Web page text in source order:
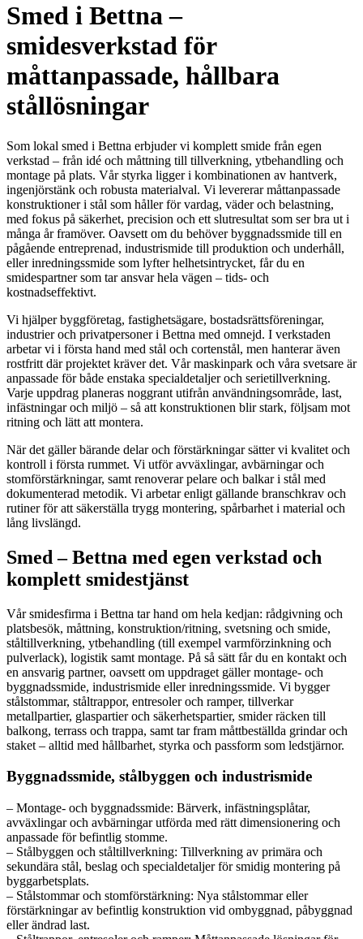
Smed i Bettna –
smidesverkstad för
måttanpassade, hållbara
stållösningar
Som lokal smed i Bettna erbjuder vi komplett smide från egen
verkstad – från idé och måttning till tillverkning, ytbehandling och
montage på plats. Vår styrka ligger i kombinationen av hantverk,
ingenjörstänk och robusta materialval. Vi levererar måttanpassade
konstruktioner i stål som håller för vardag, väder och belastning,
med fokus på säkerhet, precision och ett slutresultat som ser bra ut i
många år framöver. Oavsett om du behöver byggnadssmide till en
pågående entreprenad, industrismide till produktion och underhåll,
eller inredningssmide som lyfter helhetsintrycket, får du en
smidespartner som tar ansvar hela vägen – tids- och
kostnadseffektivt.
Vi hjälper byggföretag, fastighetsägare, bostadsrättsföreningar,
industrier och privatpersoner i Bettna med omnejd. I verkstaden
arbetar vi i första hand med stål och cortenstål, men hanterar även
rostfritt där projektet kräver det. Vår maskinpark och våra svetsare är
anpassade för både enstaka specialdetaljer och serietillverkning.
Varje uppdrag planeras noggrant utifrån användningsområde, last,
infästningar och miljö – så att konstruktionen blir stark, följsam mot
ritning och lätt att montera.
När det gäller bärande delar och förstärkningar sätter vi kvalitet och
kontroll i första rummet. Vi utför avväxlingar, avbärningar och
stomförstärkningar, samt renoverar pelare och balkar i stål med
dokumenterad metodik. Vi arbetar enligt gällande branschkrav och
rutiner för att säkerställa trygg montering, spårbarhet i material och
lång livslängd.
Smed – Bettna med egen verkstad och
komplett smidestjänst
Vår smidesfirma i Bettna tar hand om hela kedjan: rådgivning och
platsbesök, måttning, konstruktion/ritning, svetsning och smide,
ståltillverkning, ytbehandling (till exempel varmförzinkning och
pulverlack), logistik samt montage. På så sätt får du en kontakt och
en ansvarig partner, oavsett om uppdraget gäller montage- och
byggnadssmide, industrismide eller inredningssmide. Vi bygger
stålstommar, ståltrappor, entresoler och ramper, tillverkar
metallpartier, glaspartier och säkerhetspartier, smider räcken till
balkong, terrass och trappa, samt tar fram måttbeställda grindar och
staket – alltid med hållbarhet, styrka och passform som ledstjärnor.
Byggnadssmide, stålbyggen och industrismide
– Montage- och byggnadssmide: Bärverk, infästningsplåtar,
avväxlingar och avbärningar utförda med rätt dimensionering och
anpassade för befintlig stomme.
– Stålbyggen och ståltillverkning: Tillverkning av primära och
sekundära stål, beslag och specialdetaljer för smidig montering på
byggarbetsplats.
– Stålstommar och stomförstärkning: Nya stålstommar eller
förstärkningar av befintlig konstruktion vid ombyggnad, påbyggnad
eller ändrad last.